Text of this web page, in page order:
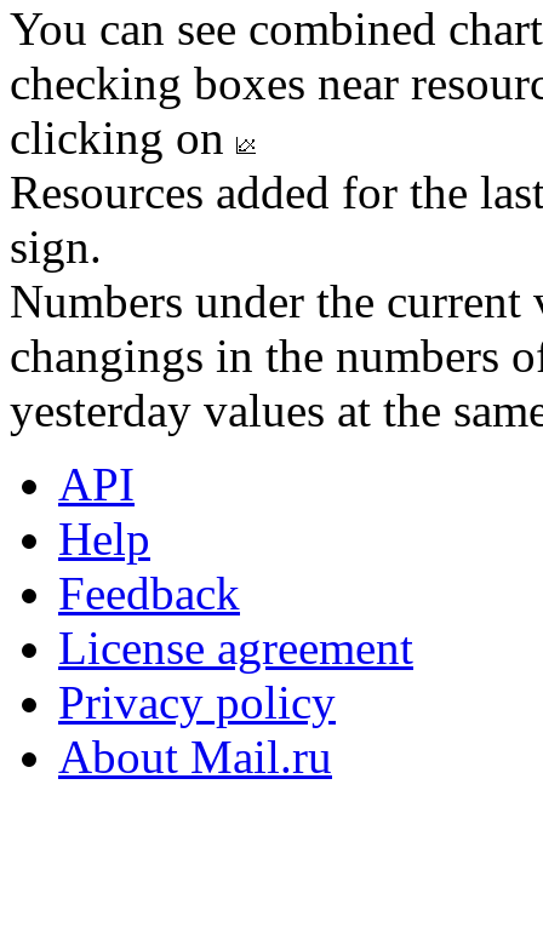
You can see combined
checking boxes near
clicking on
Resources added for the
sign.
Numbers under the
changings in the numbers
yesterday values at the
API
Help
Feedback
License agreement
Privacy policy
About Mail.ru